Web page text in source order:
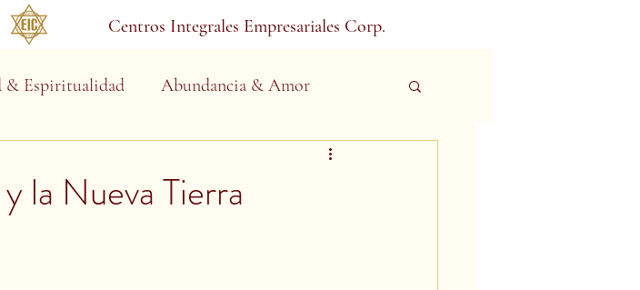
Centros Integrales Empresariales Corp.
& Espiritualidad Abundancia & Amor
la Nueva Tierra